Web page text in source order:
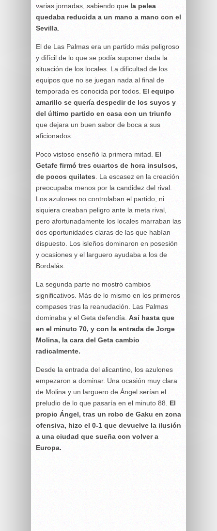
varias jornadas, sabiendo que la pelea
quedaba reducida a un mano a mano con el
Sevilla
El de Las Palmas era un partido más peligroso
y difícil de lo que se podía suponer dada la
situación de los locales. La dificultad de los
equipos que no se juegan nada al final de
temporada es conocida por todos. El equipo
amarillo se quería despedir de los suyos y
del último partido en casa con un triunfo
que dejara un buen sabor de boca a sus
aficionados.
Poco vistoso enseñó la primera mitad. El
Getafe firmó tres cuartos de hora insulsos,
de pocos quilates . La escasez en la creación
preocupaba menos por la candidez del rival.
Los azulones no controlaban el partido, ni
siquiera creaban peligro ante la meta rival,
pero afortunadamente los locales marraban las
dos oportunidades claras de las que habían
dispuesto. Los isleños dominaron en posesión
y ocasiones y el larguero ayudaba a los de
Bordalás.
La segunda parte no mostró cambios
significativos. Más de lo mismo en los primeros
compases tras la reanudación. Las Palmas
dominaba y el Geta defendía. Así hasta que
en el minuto 70, y con la entrada de Jorge
Molina, la cara del Geta cambio
radicalmente.
Desde la entrada del alicantino, los azulones
empezaron a dominar. Una ocasión muy clara
de Molina y un larguero de Ángel serían el
preludio de lo que pasaría en el minuto 88. El
propio Ángel, tras un robo de Gaku en zona
ofensiva, hizo el 0-1 que devuelve la ilusión
a una ciudad que sueña con volver a
Europa.